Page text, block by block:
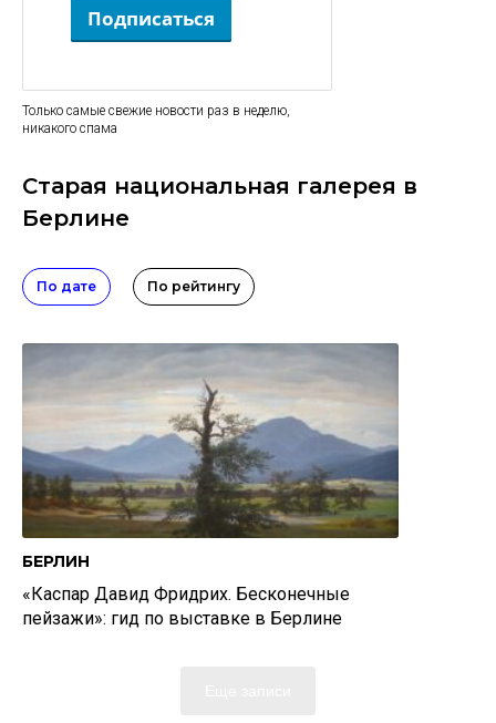
Подписаться
Только самые свежие новости раз в неделю,
никакого спама
Старая национальная галерея в
Берлине
По дате По рейтингу
БЕРЛИН
«Каспар Давид Фридрих. Бесконечные
пейзажи»: гид по выставке в Берлине